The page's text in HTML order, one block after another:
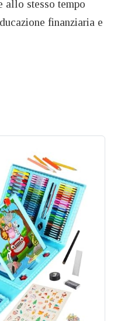
allo stesso tempo
finanziaria e